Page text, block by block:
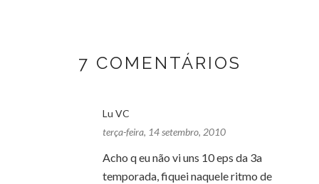
7 COMENTÁRIOS
Lu VC
terça-feira, 14 setembro, 2010
Acho q eu não vi uns 10 eps da 3a
temporada, fiquei naquele ritmo de